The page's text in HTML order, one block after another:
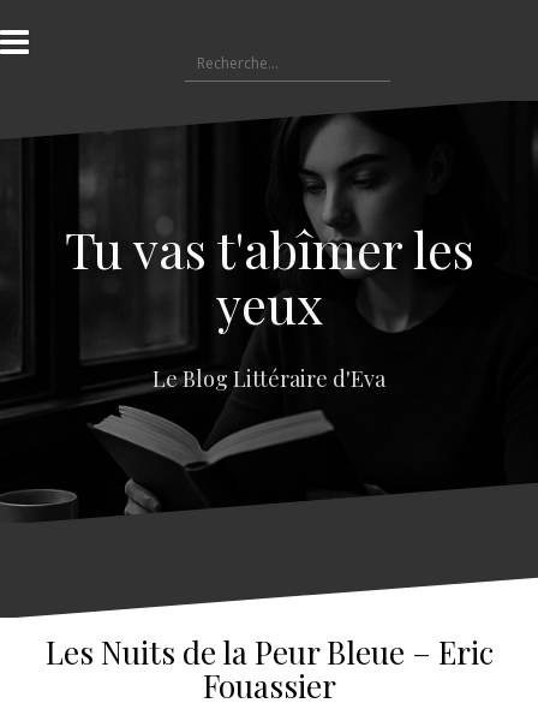
l
a
e
e
Tu vas t'abîmer les
yeux
Le Blog Littéraire d'Eva
Les Nuits de la Peur Bleue – Eric
Fouassier